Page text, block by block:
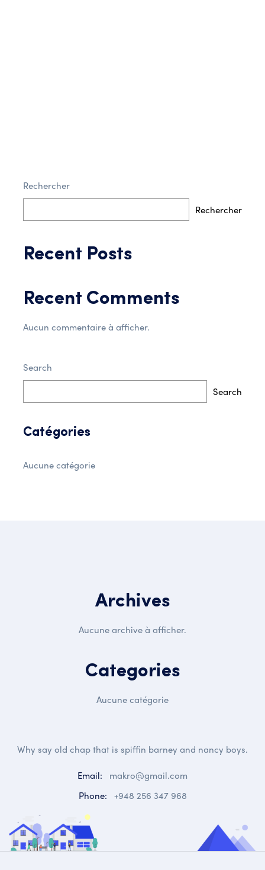
Post Comment
Rechercher
Rechercher
Recent Posts
Recent Comments
Aucun commentaire à afficher.
Search
Search
Catégories
Aucune catégorie
Archives
Aucune archive à afficher.
Categories
Aucune catégorie
Why say old chap that is spiffin barney and nancy boys.
Email:
makro@gmail.com
Phone: +948 256 347 968